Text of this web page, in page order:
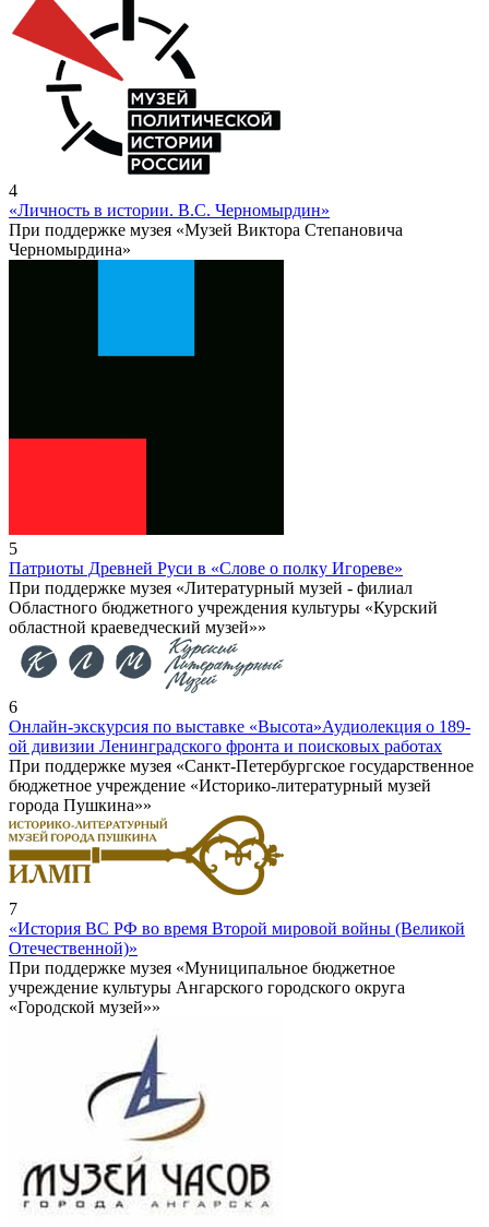
4
«Личность в истории. В.С. Черномырдин»
При поддержке музея «Музей Виктора Степановича
Черномырдина»
5
Патриоты Древней Руси в «Слове о полку Игореве»
При поддержке музея «Литературный музей - филиал
Областного бюджетного учреждения культуры «Курский
областной краеведческий музей»»
6
Онлайн-экскурсия по выставке «Высота»Аудиолекция о 189-
ой дивизии Ленинградского фронта и поисковых работах
При поддержке музея «Санкт-Петербургское государственное
бюджетное учреждение «Историко-литературный музей
города Пушкина»»
7
«История ВС РФ во время Второй мировой войны (Великой
Отечественной)»
При поддержке музея «Муниципальное бюджетное
учреждение культуры Ангарского городского округа
«Городской музей»»